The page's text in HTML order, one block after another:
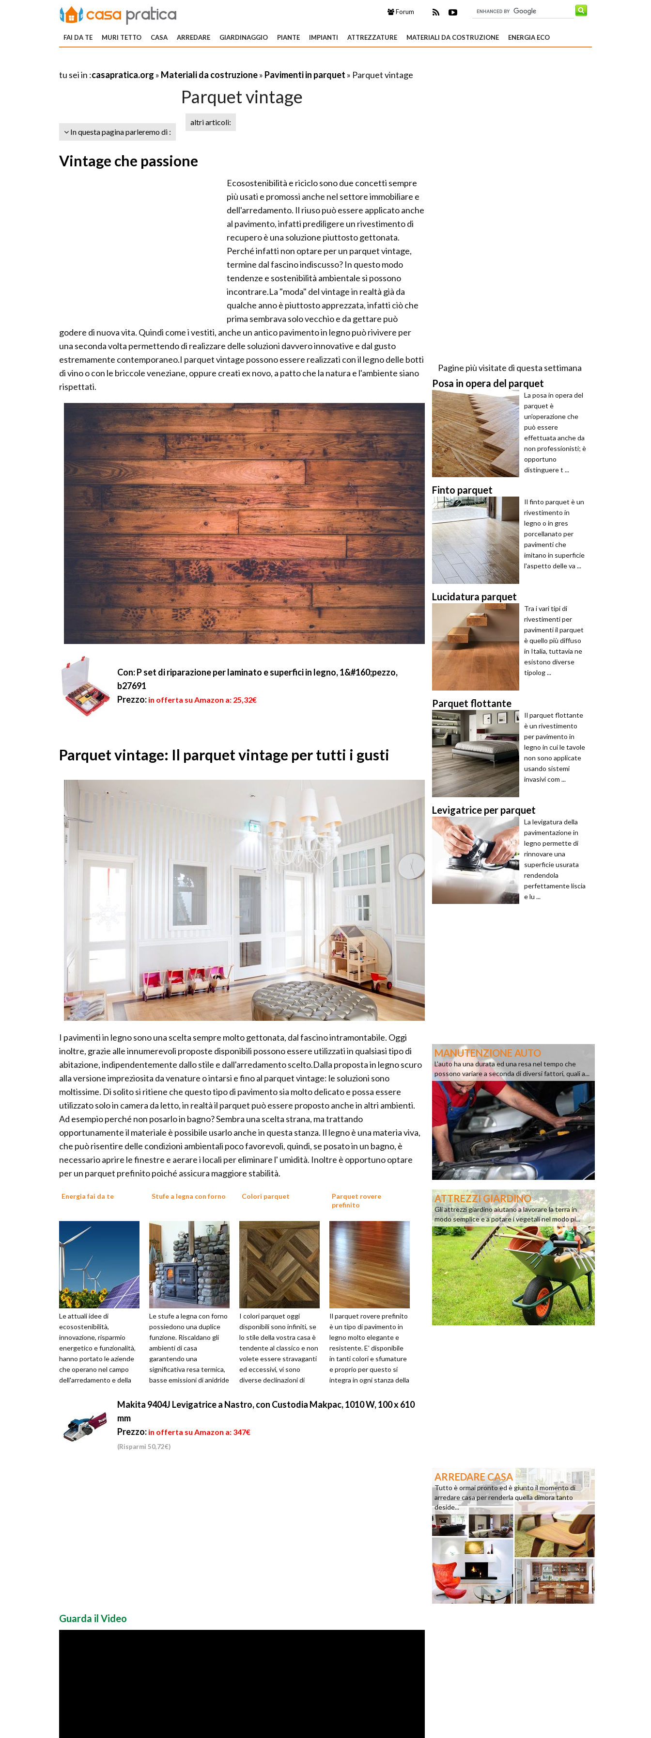
Forum
FAI DA TE MURI TETTO CASA ARREDARE GIARDINAGGIO PIANTE IMPIANTI ATTREZZATURE MATERIALI DA COSTRUZIONE ENERGIA ECO
tu sei in :casapratica.org » Materiali da costruzione» Pavimenti in parquet » Parquet vintage
Parquet vintage
In questa pagina parleremo di :
altri articoli:
Vintage che passione
Ecosostenibilità e riciclo sono due concetti sempre
più usati e promossi anche nel settore immobiliare e
dell'arredamento. Il riuso può essere applicato anche
al pavimento, infatti prediligere un rivestimento di
recupero è una soluzione piuttosto gettonata.
Perché infatti non optare per un parquet vintage,
termine dal fascino indiscusso? In questo modo
tendenze e sostenibilità ambientale si possono
incontrare.La "moda" del vintage in realtà già da
qualche anno è piuttosto apprezzata, infatti ciò che
prima sembrava solo vecchio e da gettare può
godere di nuova vita. Quindi come i vestiti, anche un antico pavimento in legno può rivivere per
una seconda volta permettendo di realizzare delle soluzioni davvero innovative e dal gusto
estremamente contemporaneo.I parquet vintage possono essere realizzati con il legno delle botti
di vino o con le briccole veneziane, oppure creati ex novo, a patto che la natura e l'ambiente siano
rispettati.
Con: P set di riparazione per laminato e superfici in legno, 1&#160;pezzo,
b27691
Prezzo: in offerta su Amazon a: 25,32€
Parquet vintage: Il parquet vintage per tutti i gusti
I pavimenti in legno sono una scelta sempre molto gettonata, dal fascino intramontabile. Oggi
inoltre, grazie alle innumerevoli proposte disponibili possono essere utilizzati in qualsiasi tipo di
abitazione, indipendentemente dallo stile e dall'arredamento scelto.Dalla proposta in legno scuro
alla versione impreziosita da venature o intarsi e fino al parquet vintage: le soluzioni sono
moltissime. Di solito si ritiene che questo tipo di pavimento sia molto delicato e possa essere
utilizzato solo in camera da letto, in realtà il parquet può essere proposto anche in altri ambienti.
Ad esempio perché non posarlo in bagno? Sembra una scelta strana, ma trattando
opportunamente il materiale è possibile usarlo anche in questa stanza. Il legno è una materia viva,
che può risentire delle condizioni ambientali poco favorevoli, quindi, se posato in un bagno, è
necessario aprire le finestre e aerare i locali per eliminare l' umidità. Inoltre è opportuno optare
per un parquet prefinito poiché assicura maggiore stabilità.
Energia fai da te
Le attuali idee di
ecosostenibilità,
innovazione, risparmio
energetico e funzionalità,
hanno portato le aziende
che operano nel campo
dell'arredamento e della
Stufe a legna con forno
Le stufe a legna con forno
possiedono una duplice
funzione. Riscaldano gli
ambienti di casa
garantendo una
significativa resa termica,
basse emissioni di anidride
impatto ambie...
Colori parquet
I colori parquet oggi
disponibili sono infiniti, se
lo stile della vostra casa è
tendente al classico e non
volete essere stravaganti
ed eccessivi, vi sono
diverse declinazioni di
Parquet rovere
prefinito
Il parquet rovere prefinito
è un tipo di pavimento in
legno molto elegante e
resistente. E' disponibile
in tanti colori e sfumature
e proprio per questo si
integra in ogni stanza della
Makita 9404J Levigatrice a Nastro, con Custodia Makpac, 1010 W, 100 x 610
mm
Prezzo: in offerta su Amazon a: 347€
(Risparmi 50,72€)
Guarda il Video
Pagine più visitate di questa settimana
Posa in opera del parquet
La posa in opera del
parquet è
un'operazione che
può essere
effettuata anche da
non professionisti; è
opportuno
distinguere t ...
Finto parquet
Il finto parquet è un
rivestimento in
legno o in gres
porcellanato per
pavimenti che
imitano in superficie
l'aspetto delle va ...
Lucidatura parquet
Tra i vari tipi di
rivestimenti per
pavimenti il parquet
è quello più diffuso
in Italia, tuttavia ne
esistono diverse
tipolog ...
Parquet flottante
Il parquet flottante
è un rivestimento
per pavimento in
legno in cui le tavole
non sono applicate
usando sistemi
invasivi com ...
Levigatrice per parquet
La levigatura della
pavimentazione in
legno permette di
rinnovare una
superficie usurata
rendendola
perfettamente liscia
e lu ...
MANUTENZIONE AUTO
L'auto ha una durata ed una resa nel tempo che
possono variare a seconda di diversi fattori, quali a...
ATTREZZI GIARDINO
Gli attrezzi giardino aiutano a lavorare la terra in
modo semplice e a potare i vegetali nel modo pi...
ARREDARE CASA
Tutto è ormai pronto ed è giunto il momento di
arredare casa per renderla quella dimora tanto
deside...